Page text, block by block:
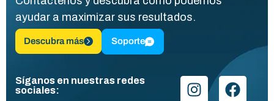
ayudar a maximizar sus resultados.
Descubra más Soporte
Síganos en nuestras redes
sociales: